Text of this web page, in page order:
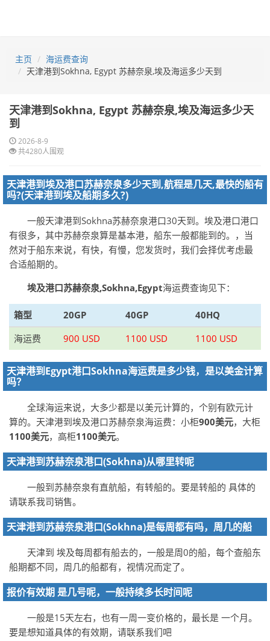
主页
海运费查询
天津港到Sokhna, Egypt 苏赫奈泉,埃及海运多少天到
天津港到Sokhna, Egypt 苏赫奈泉,埃及海运多少天
到
2026-8-9
共4280人围观
天津港到埃及港口苏赫奈泉多少天到,航程是几天,最快的船有
吗?(天津港到埃及船期多久?)
一般天津港到Sokhna苏赫奈泉港口30天到。埃及港口港口
有很多，其中苏赫奈泉算是基本港，船东一般都能到的。，当
然对于船东来说，有快，有慢，您发货时，我们会择优考虑最
合适船期的。
埃及港口苏赫奈泉,Sokhna,Egypt海运费查询见下：
箱型 20GP 40GP
40HQ
海运费
900 USD 1100 USD 1100 USD
天津港到Egypt港口Sokhna海运费是多少钱，是以美金计算
吗？
全球海运来说，大多少都是以美元计算的，个别有欧元计
算的。天津港到埃及港口苏赫奈泉海运费：小柜900美元，大柜
1100美元，高柜1100美元。
天津港到苏赫奈泉港口(Sokhna)从哪里转呢
一般到苏赫奈泉有直航船，有转船的。要是转船的 具体的
请联系我司销售。
天津港到苏赫奈泉港口(Sokhna)是每周都有吗，周几的船
天津到 埃及每周都有船去的，一般是周0的船，每个查船东
船期都不同，周几的船都有，视情况而定了。
报价有效期 是几号呢，一般持续多长时间呢
一般是15天左右，也有一周一变价格的，最长是 一个月。
要是想知道具体的有效期，请联系我们吧